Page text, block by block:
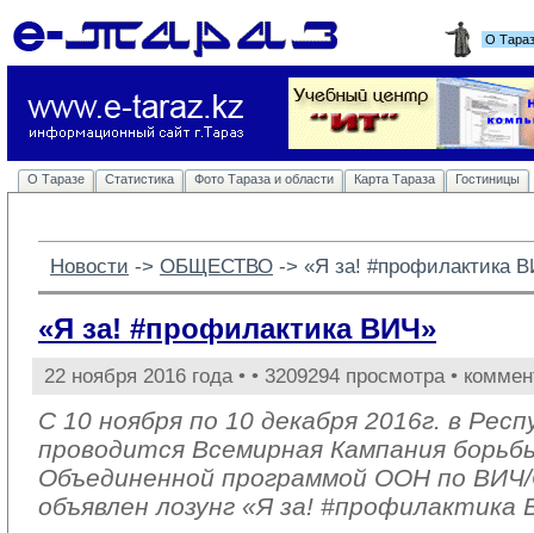
О
О Таразе Статистика Фото Тараза и области Карта Тараза Гостиницы
Новости -> ОБЩЕСТВО -> «Я за! #профилактика
«Я за! #профилактика ВИЧ»
22 ноября 2016 года • • 3209294 просмотра •
С 10 ноября по 10 декабря 2016г. в
проводится Всемирная Кампания
Объединенной программой ООН по
объявлен лозунг «Я за! #профилактика